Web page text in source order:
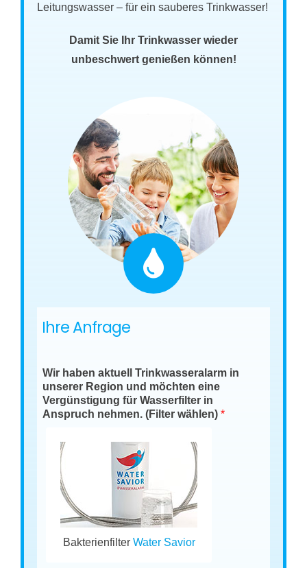
Leitungswasser – für ein sauberes Trinkwasser!
Damit Sie Ihr Trinkwasser wieder
unbeschwert genießen können!
Ihre Anfrage
Wir haben aktuell Trinkwasseralarm in
unserer Region und möchten eine
Vergünstigung für Wasserfilter in
Anspruch nehmen. (Filter wählen)*
Bakterienfilter Water Savior